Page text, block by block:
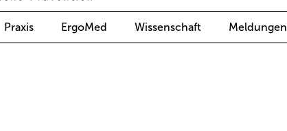
Praxis ErgoMed Wissenschaft Meldungen